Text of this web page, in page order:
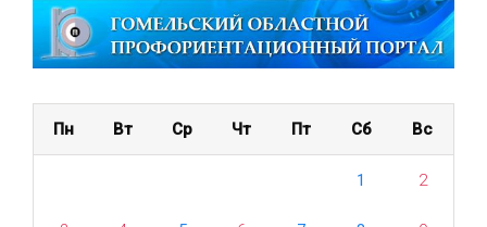
Пн Вт Ср Чт Пт Сб Вс
1 2